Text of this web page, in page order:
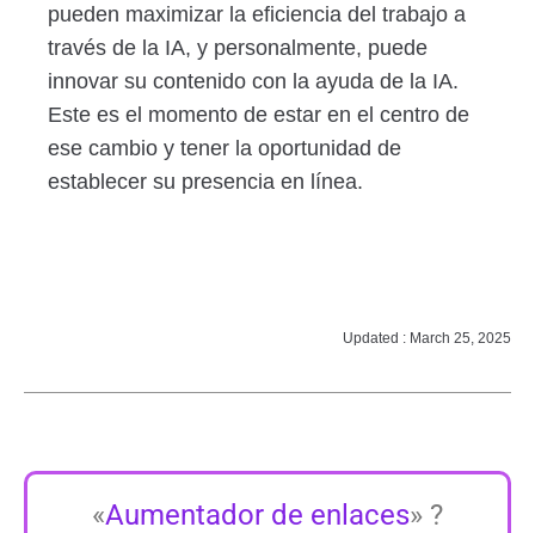
pueden maximizar la eficiencia del trabajo a
través de la IA, y personalmente, puede
innovar su contenido con la ayuda de la IA.
Este es el momento de estar en el centro de
ese cambio y tener la oportunidad de
establecer su presencia en línea.
Updated : March 25, 2025
«Aumentador de enlaces» ?